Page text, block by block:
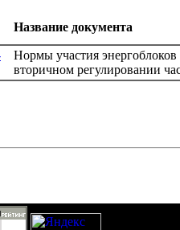
Название документа
Нормы участия
вторичном регулировании